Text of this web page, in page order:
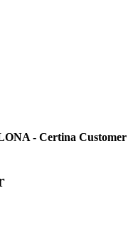
- Certina Customer